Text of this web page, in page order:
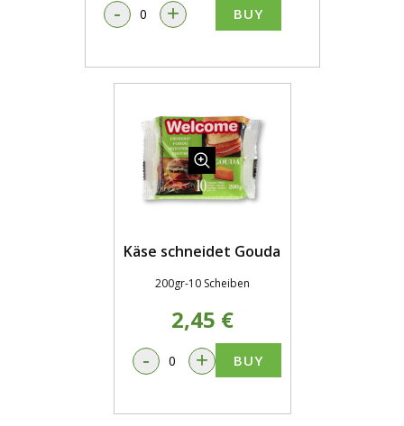
- + BUY
Käse schneidet Gouda
200gr-10 Scheiben
2,45 €
- + BUY